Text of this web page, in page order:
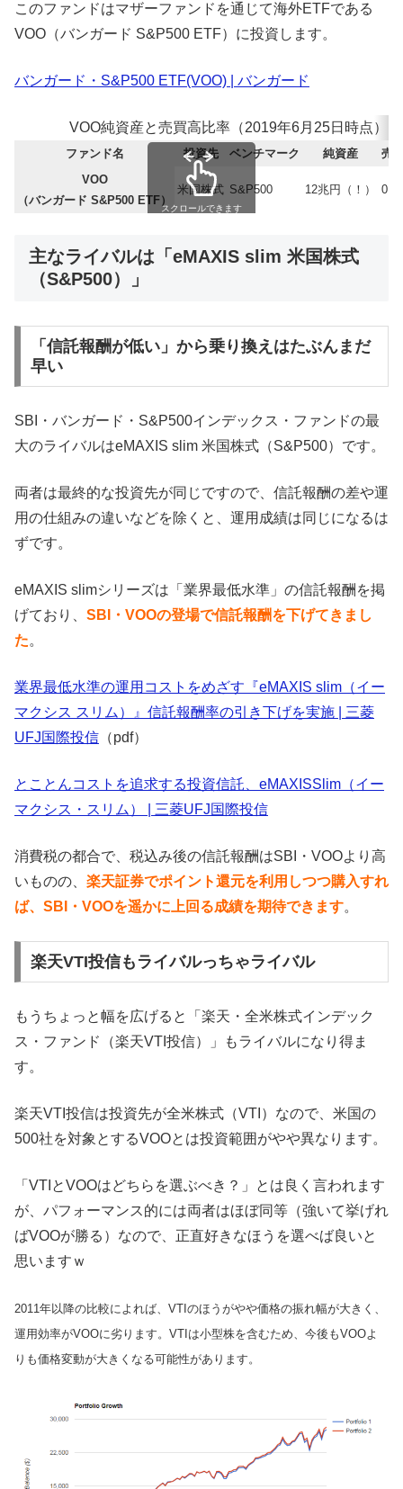
このファンドはマザーファンドを通じて海外ETFである
VOO（バンガード S&P500 ETF）に投資します。
バンガード・S&P500 ETF(VOO) | バンガード
VOO純資産と売買高比率（2019年6月25日時点）
ファンド名 投資先 ベンチマーク 純資産
売
VOO
（バンガード S&P500 ETF）
米国株式 S&P500 12兆円（！）
スクロールできます
主なライバルは「eMAXIS slim 米国株式
（S&P500）」
「信託報酬が低い」から乗り換えはたぶんまだ
早い
SBI・バンガード・S&P500インデックス・ファンドの最
大のライバルはeMAXIS slim 米国株式（S&P500）です。
両者は最終的な投資先が同じですので、信託報酬の差や運
用の仕組みの違いなどを除くと、運用成績は同じになるは
ずです。
eMAXIS slimシリーズは「業界最低水準」の信託報酬を掲
げており、 SBI・VOOの登場で信託報酬を下げてきまし
た。
業界最低水準の運用コストをめざす『eMAXIS slim（イー
マクシス スリム）』信託報酬率の引き下げを実施 | 三菱
UFJ国際投信 （pdf）
とことんコストを追求する投資信託、eMAXISSlim（イー
マクシス・スリム） | 三菱UFJ国際投信
消費税の都合で、税込み後の信託報酬はSBI・VOOより高
いものの、 楽天証券でポイント還元を利用しつつ購入すれ
ば、SBI・VOOを遥かに上回る成績を期待できます。
楽天VTI投信もライバルっちゃライバル
もうちょっと幅を広げると「楽天・全米株式インデック
ス・ファンド（楽天VTI投信）」もライバルになり得ま
す。
楽天VTI投信は投資先が全米株式（VTI）なので、米国の
500社を対象とするVOOとは投資範囲がやや異なります。
「VTIとVOOはどちらを選ぶべき？」とは良く言われます
が、パフォーマンス的には両者はほぼ同等（強いて挙げれ
ばVOOが勝る）なので、正直好きなほうを選べば良いと
思いますｗ
2011年以降の比較によれば、VTIのほうがやや価格の振れ幅が大きく、
運用効率がVOOに劣ります。VTIは小型株を含むため、今後もVOOよ
りも価格変動が大きくなる可能性があります。